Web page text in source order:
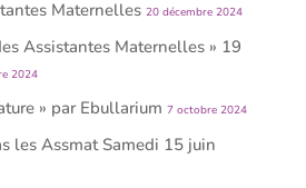
Maternelles 20 décembre 2024
Assistantes Maternelles » 19
2024
» par Ebullarium 7 octobre 2024
les Assmat Samedi 15 juin